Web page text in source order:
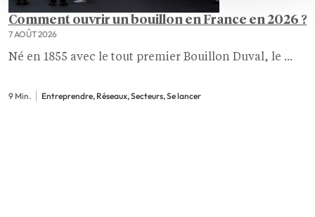
Comment ouvrir un bouillon en France en 2026 ?
7 AOÛT 2026
Né en 1855 avec le tout premier Bouillon Duval, le ...
9 Min. Entreprendre, Réseaux, Secteurs, Se lancer